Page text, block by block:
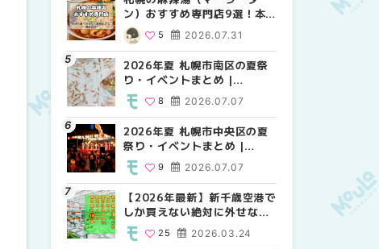
ン）おすすめ専門店9選！本
場の量り売りから最新店まで
徹底比較 | MouLa
HOKKAIDO
2026.07.31
5
2026年夏 札幌市南区の夏祭
り・イベントまとめ |
MouLa HOKKAIDO
2026.07.07
8
2026年夏 札幌市中央区の夏
祭り・イベントまとめ |
MouLa HOKKAIDO
2026.07.07
9
【2026年最新】新千歳空港で
しか買えない絶対に外せない
限定スイーツ・焼き菓子18選
| MouLa HOKKAIDO
2026.03.24
25
祭り・イベントまとめ |
10
2026年夏 札幌市白石区の夏
祭り・イベントまとめ |
9
2026年夏 札幌市清田区の夏
祭り・イベントまとめ |
6
2026年夏 札幌市南区の夏祭
り・イベントまとめ |
8
祭り・イベントまとめ |
9
2026年夏 札幌市手稲区の夏
祭り・イベントまとめ |
10
札幌の麻辣湯（マーラータ
ン）おすすめ専門店6選！本
徹底比較 | MouLa
HOKKAIDO
5
2026年夏 札幌市清田区の夏
祭り・イベントまとめ |
6